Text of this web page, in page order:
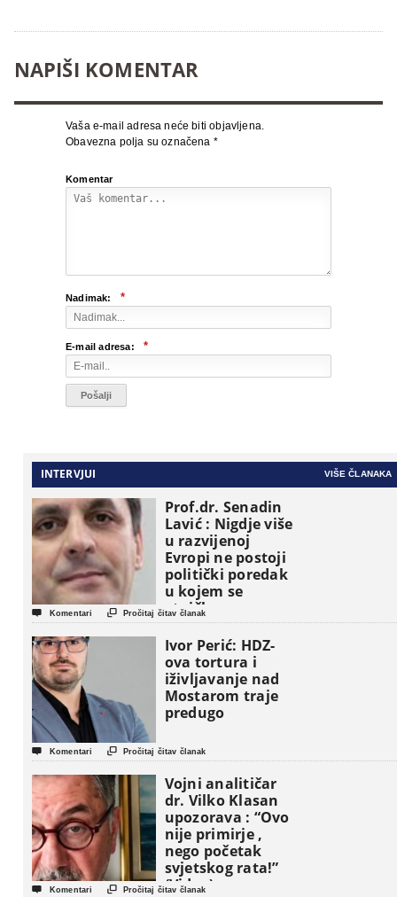
NAPIŠI KOMENTAR
Vaša e-mail adresa neće biti objavljena.
Obavezna polja su označena *
Komentar
Nadimak: *
E-mail adresa: *
INTERVJUI VIŠE ČLANAKA
Prof.dr. Senadin
Lavić : Nigdje više
u razvijenoj
Evropi ne postoji
politički poredak
u kojem se
etničke grupe
pojavljuju kao
osnovne
političke jedinice
 Komentari  Pročitaj čitav članak
Ivor Perić: HDZ-
ova tortura i
iživljavanje nad
Mostarom traje
predugo
 Komentari  Pročitaj čitav članak
Vojni analitičar
dr. Vilko Klasan
upozorava : “Ovo
nije primirje ,
nego početak
svjetskog rata!”
(Video)
 Komentari  Pročitaj čitav članak